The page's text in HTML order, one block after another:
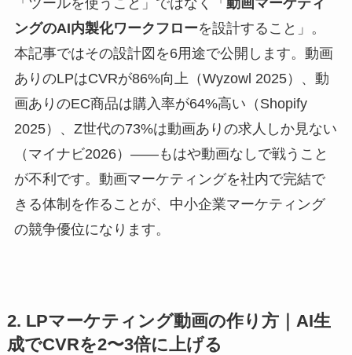
ングのAI内製化ワークフローを設計すること」。
本記事ではその設計図を6用途で公開します。動画
ありのLPはCVRが86%向上（Wyzowl 2025）、動
画ありのEC商品は購入率が64%高い（Shopify
2025）、Z世代の73%は動画ありの求人しか見ない
（マイナビ2026）——もはや動画なしで戦うこと
が不利です。動画マーケティングを社内で完結で
きる体制を作ることが、中小企業マーケティング
の競争優位になります。
2. LPマーケティング動画の作り方｜AI生
成でCVRを2〜3倍に上げる